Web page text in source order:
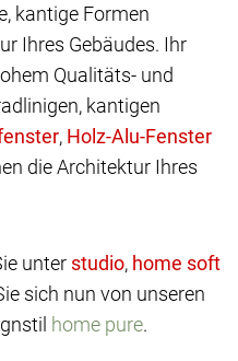
kantige Formen
Ihres Gebäudes. Ihr
Qualitäts- und
kantigen
,
die Architektur Ihres
unter
,
sich nun von unseren
home pure.